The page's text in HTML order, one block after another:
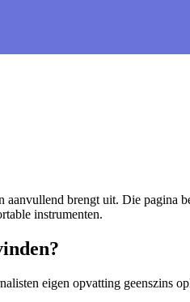
brengt uit. Die pagina
instrumenten.
eigen opvatting geenszins